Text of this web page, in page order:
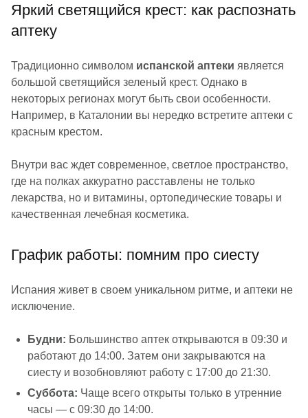
Яркий светящийся крест: как распознать
аптеку
Традиционно символом испанской аптеки является
большой светящийся зеленый крест. Однако в
некоторых регионах могут быть свои особенности.
Например, в Каталонии вы нередко встретите аптеки с
красным крестом.
Внутри вас ждет современное, светлое пространство,
где на полках аккуратно расставлены не только
лекарства, но и витамины, ортопедические товары и
качественная лечебная косметика.
График работы: помним про сиесту
Испания живет в своем уникальном ритме, и аптеки не
исключение.
Будни: Большинство аптек открываются в 09:30 и
работают до 14:00. Затем они закрываются на
сиесту и возобновляют работу с 17:00 до 21:30.
Суббота: Чаще всего открыты только в утренние
часы — с 09:30 до 14:00.